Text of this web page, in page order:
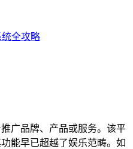
全攻略
广品牌、产品或服务。该平
能早已超越了娱乐范畴。如